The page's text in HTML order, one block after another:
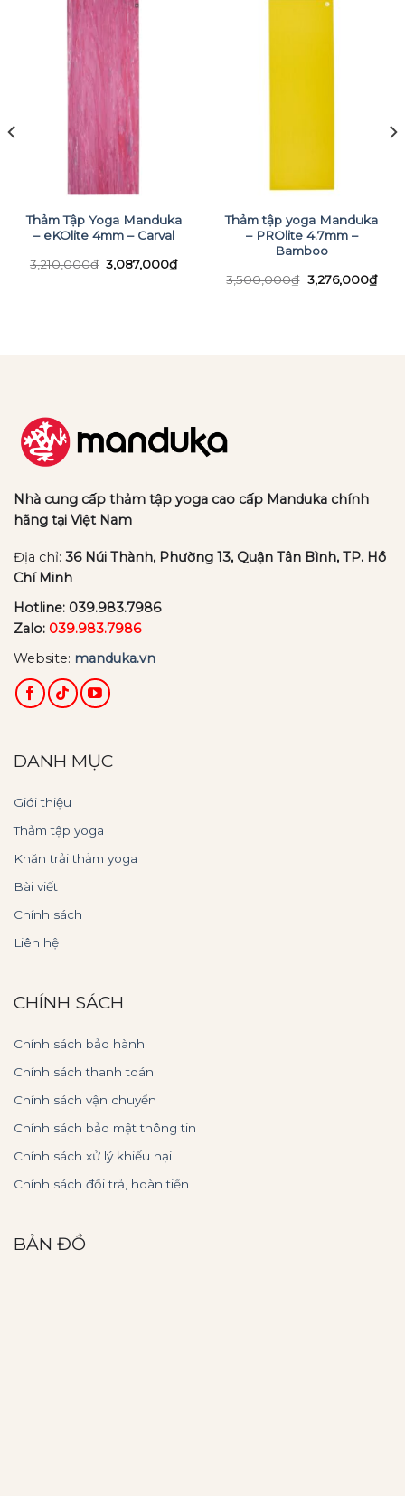
Thảm Tập Yoga Manduka
– eKOlite 4mm – Carval
3,210,000₫ Giá
gốc
3,087,000₫Giá
hiện
Thảm tập yoga Manduka
– PROlite 4.7mm –
Bamboo
3,500,000₫ Giá
gốc
3,276,000₫Giá
hiện
Nhà cung cấp thảm tập yoga cao cấp Manduka chính
hãng tại Việt Nam
Địa chỉ: 36 Núi Thành, Phường 13, Quận Tân Bình, TP. Hồ
Chí Minh
Hotline: 039.983.7986
Zalo: 039.983.7986
Website: manduka.vn
DANH MỤC
Giới thiệu
Thảm tập yoga
Khăn trải thảm yoga
Bài viết
Chính sách
Liên hệ
CHÍNH SÁCH
Chính sách bảo hành
Chính sách thanh toán
Chính sách vận chuyển
Chính sách bảo mật thông tin
Chính sách xử lý khiếu nại
Chính sách đổi trả, hoàn tiền
BẢN ĐỒ